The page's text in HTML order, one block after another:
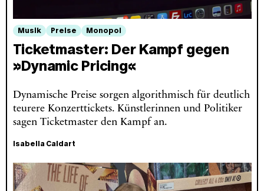
Musik Preise Monopol
Ticketmaster: Der Kampf gegen
»Dynamic Pricing«
Dynamische Preise sorgen algorithmisch für deutlich
teurere Konzerttickets. Künstlerinnen und Politiker
sagen Ticketmaster den Kampf an.
Isabella Caldart